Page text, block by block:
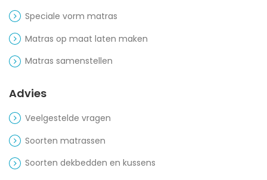
Speciale vorm matras
Matras op maat laten maken
Matras samenstellen
Advies
Veelgestelde vragen
Soorten matrassen
Soorten dekbedden en kussens